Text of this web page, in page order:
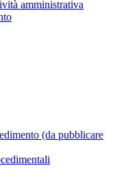
amministrativa
(da pubblicare